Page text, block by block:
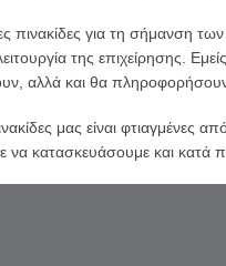
πινακίδες για τη σήμανση
της επιχείρησης.
αλλά και θα
μας είναι φτιαγμένες
κατασκευάσουμε και κατά